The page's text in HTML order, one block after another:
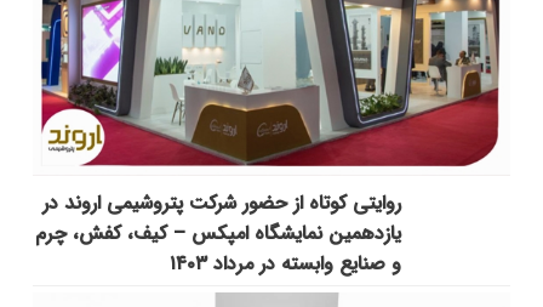
روایتی کوتاه از حضور شرکت پتروشیمی اروند در
یازدهمین نمایشگاه امپکس‌ – کیف، کفش، چرم
و صنایع وابسته در مرداد ۱۴۰۳